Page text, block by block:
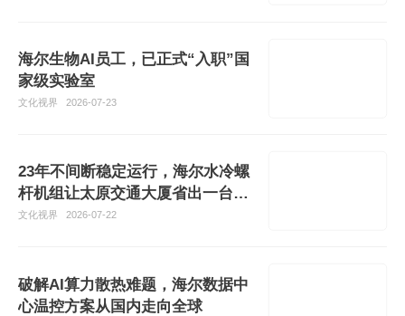
海尔生物AI员工，已正式“入职”国
家级实验室
文化视界 2026-07-23
23年不间断稳定运行，海尔水冷螺
杆机组让太原交通大厦省出一台设
备钱
文化视界 2026-07-22
破解AI算力散热难题，海尔数据中
心温控方案从国内走向全球